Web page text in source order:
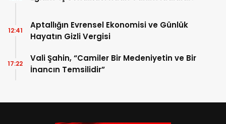
Aptallığın Evrensel Ekonomisi ve Günlük
Hayatın Gizli Vergisi
12:41
Vali Şahin, “Camiler Bir Medeniyetin ve Bir
İnancın Temsilidir”
17:22